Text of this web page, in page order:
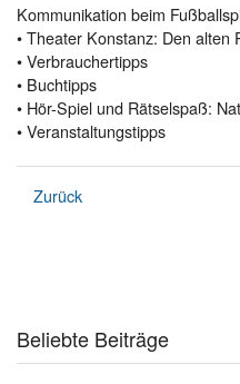
Kommunikation beim
• Theater Konstanz: Den alten
• Verbrauchertipps
• Buchtipps
• Hör-Spiel und Rätselspaß:
• Veranstaltungstipps
Zurück
Beliebte Beiträge